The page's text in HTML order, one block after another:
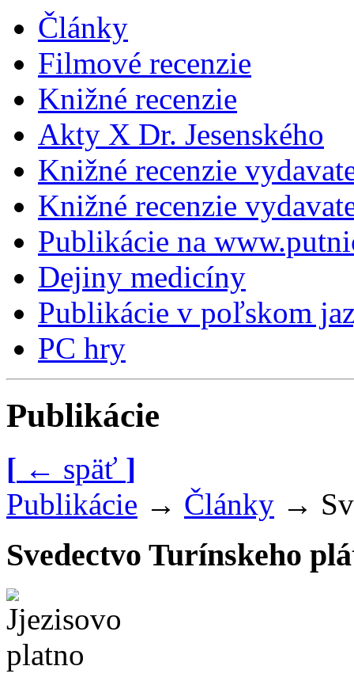
Články
Filmové recenzie
Knižné recenzie
Akty X Dr. Jesenského
Knižné recenzie
Knižné recenzie
Publikácie na
Dejiny medicíny
Publikácie v poľskom
PC hry
Publikácie
[ ← späť ]
Publikácie → Články →
Svedectvo Turínskeho